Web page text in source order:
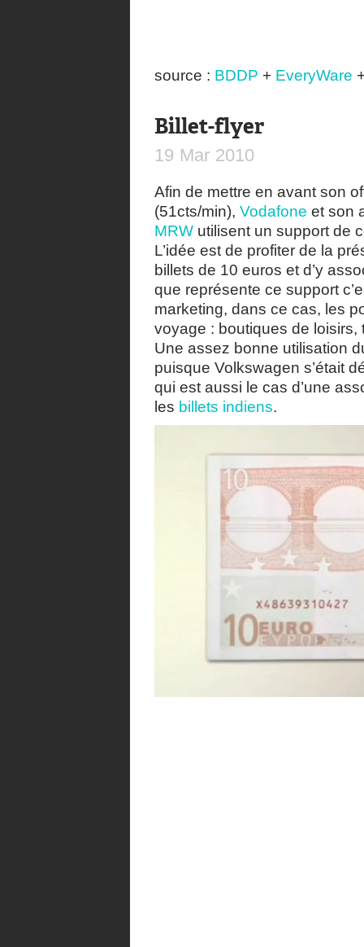
source : BDDP + EveryWare
Billet-flyer
19 Mar 2010
Afin de mettre en avant son
(51cts/min), Vodafone et son
MRW utilisent un support de
L’idée est de profiter de la
billets de 10 euros et d’y
que représente ce support
marketing, dans ce cas, les
voyage : boutiques de
Une assez bonne utilisation
puisque Volkswagen s’était
qui est aussi le cas d’une
les billets indiens.